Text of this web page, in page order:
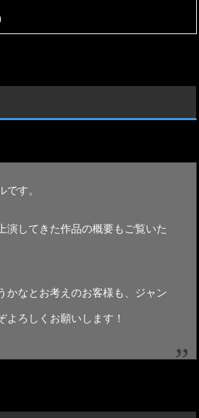
す。
演してきた作品の概要もご覧いた
かなとお考えのお客様も、ジャン
ろしくお願いします！